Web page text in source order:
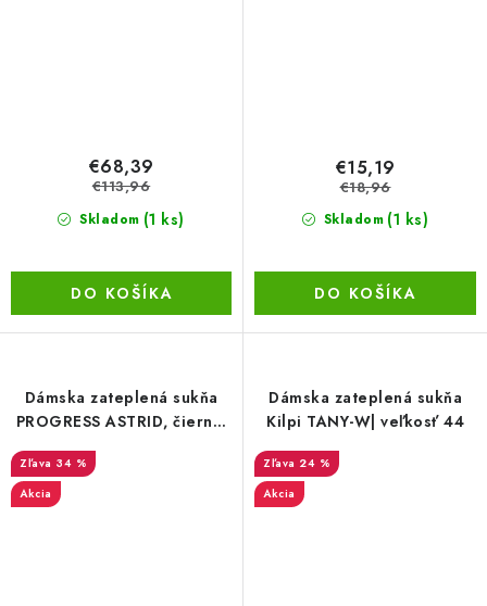
Skladom (1 ks)
€68,39
€113,96
DO KOŠÍKA
Skladom (1 ks)
€15,19
€18,96
DO KOŠÍKA
Dámska zateplená sukňa
PROGRESS ASTRID, čierna,
veľkosť XXL
34 %
Akcia
Dámska zateplená sukňa
Kilpi TANY-W| veľkosť 44
24 %
Akcia